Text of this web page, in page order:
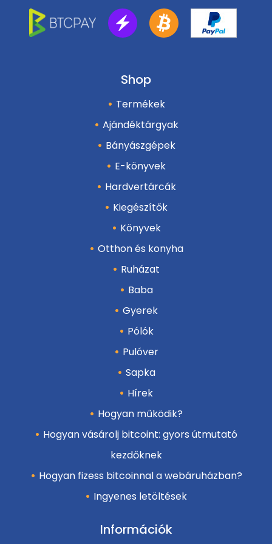
Shop
Termékek
Ajándéktárgyak
Bányászgépek
E-könyvek
Hardvertárcák
Kiegészítők
Könyvek
Otthon és konyha
Ruházat
Baba
Gyerek
Pólók
Pulóver
Sapka
Hírek
Hogyan működik?
Hogyan vásárolj bitcoint: gyors útmutató
kezdőknek
Hogyan fizess bitcoinnal a webáruházban?
Ingyenes letöltések
Információk